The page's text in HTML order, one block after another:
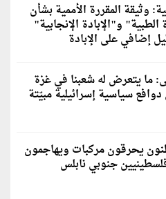
وثيقة المقررة الأممية بشأن
الطبية" و"الإبادة الإنجابية"
إضافي على الإبادة
ما يتعرض له شعبنا في غزة
دوافع سياسية إسرائيلية مبيّتة
يحرقون مركبات ويهاجمون
جنوبي نابلس